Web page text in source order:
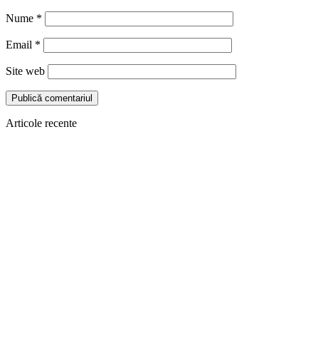
Nume *
Email *
Site web
Articole recente